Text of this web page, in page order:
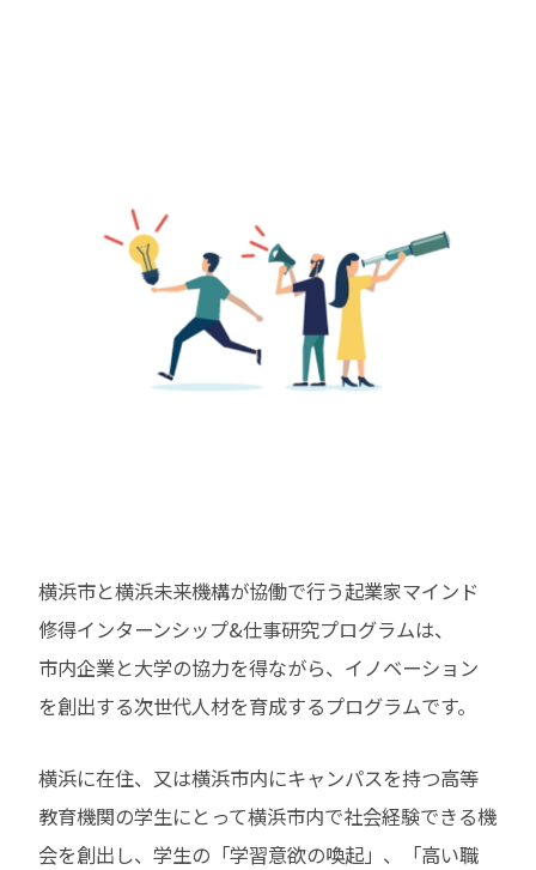
横浜市と横浜未来機構が協働で行う起業家マインド
修得インターンシップ&仕事研究プログラムは、
市内企業と大学の協力を得ながら、イノベーション
を創出する次世代人材を育成するプログラムです。
横浜に在住、又は横浜市内にキャンパスを持つ高等
教育機関の学生にとって横浜市内で社会経験できる機
会を創出し、学生の「学習意欲の喚起」、「高い職